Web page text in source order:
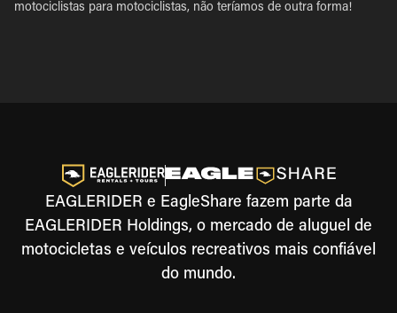
motociclistas para motociclistas, não teríamos de outra forma!
EAGLERIDER e EagleShare fazem parte da
EAGLERIDER Holdings, o mercado de aluguel de
motocicletas e veículos recreativos mais confiável
do mundo.